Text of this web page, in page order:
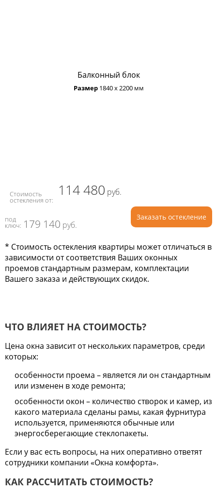
Балконный блок
Размер1840 х 2200 мм
Стоимость
остекления от:
114 480 руб.
под
ключ: 179 140 руб.
Заказать остекление
* Стоимость остекления квартиры может отличаться в
зависимости от соответствия Ваших оконных
проемов стандартным размерам, комплектации
Вашего заказа и действующих скидок.
ЧТО ВЛИЯЕТ НА СТОИМОСТЬ?
Цена окна зависит от нескольких параметров, среди
которых:
особенности проема – является ли он стандартным
или изменен в ходе ремонта;
особенности окон – количество створок и камер, из
какого материала сделаны рамы, какая фурнитура
используется, применяются обычные или
энергосберегающие стеклопакеты.
Если у вас есть вопросы, на них оперативно ответят
сотрудники компании «Окна комфорта».
КАК РАССЧИТАТЬ СТОИМОСТЬ?